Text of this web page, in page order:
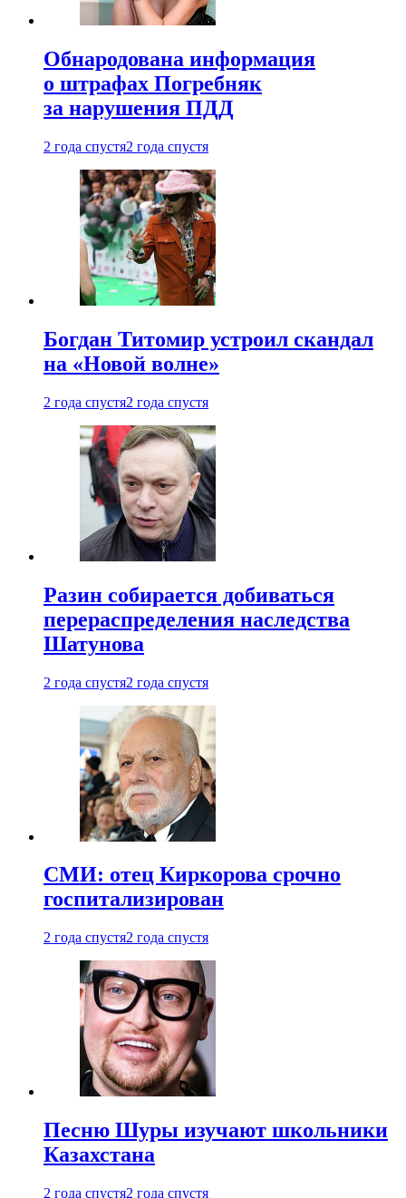
Обнародована информация
о штрафах Погребняк
за нарушения ПДД
2 года спустя2 года спустя
Богдан Титомир устроил скандал
на «Новой волне»
2 года спустя2 года спустя
Разин собирается добиваться
перераспределения наследства
Шатунова
2 года спустя2 года спустя
СМИ: отец Киркорова срочно
госпитализирован
2 года спустя2 года спустя
Песню Шуры изучают школьники
Казахстана
2 года спустя2 года спустя